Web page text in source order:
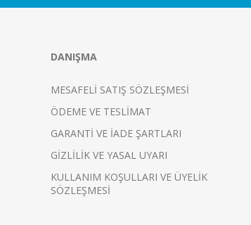
DANIŞMA
MESAFELİ SATIŞ SÖZLEŞMESİ
ÖDEME VE TESLİMAT
GARANTİ VE İADE ŞARTLARI
GİZLİLİK VE YASAL UYARI
KULLANIM KOŞULLARI VE ÜYELİK
SÖZLEŞMESİ